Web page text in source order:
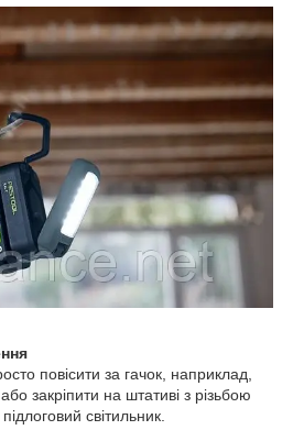
повісити за гачок, наприклад,
закріпити на штативі з різьбою
світильник.